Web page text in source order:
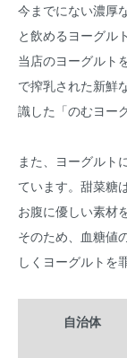
今までにない濃厚
と飲めるヨーグル
当店のヨーグルト
で搾乳された新鮮
識した「のむヨー
また、ヨーグルト
ています。甜菜糖
お腹に優しい素材
そのため、血糖値
しくヨーグルトを
自治体